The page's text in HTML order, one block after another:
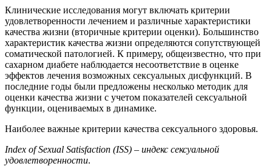
Клинические исследования могут включать критерии
удовлетворенности лечением и различные характеристики
качества жизни (вторичные критерии оценки). Большинство
характеристик качества жизни определяются сопутствующей
соматической патологией. К примеру, общеизвестно, что при
сахарном диабете наблюдается несоответствие в оценке
эффектов лечения возможных сексуальных дисфункций. В
последние годы были предложены несколько методик для
оценки качества жизни с учетом показателей сексуальной
функции, оцениваемых в динамике.
Наиболее важные критерии качества сексуального здоровья.
Index of Sexual Satisfaction (ISS) – индекс сексуальной
удовлетворенности.